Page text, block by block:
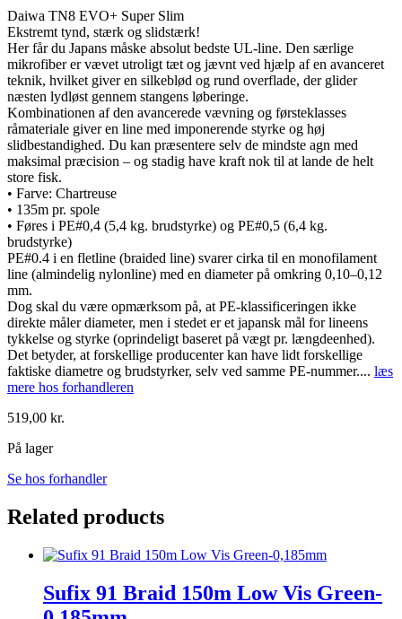
Daiwa TN8 EVO+ Super Slim
Ekstremt tynd, stærk og slidstærk!
Her får du Japans måske absolut bedste UL-line. Den særlige
mikrofiber er vævet utroligt tæt og jævnt ved hjælp af en avanceret
teknik, hvilket giver en silkeblød og rund overflade, der glider
næsten lydløst gennem stangens løberinge.
Kombinationen af den avancerede vævning og førsteklasses
råmateriale giver en line med imponerende styrke og høj
slidbestandighed. Du kan præsentere selv de mindste agn med
maksimal præcision – og stadig have kraft nok til at lande de helt
store fisk.
• Farve: Chartreuse
• 135m pr. spole
• Føres i PE#0,4 (5,4 kg. brudstyrke) og PE#0,5 (6,4 kg.
brudstyrke)
PE#0.4 i en fletline (braided line) svarer cirka til en monofilament
line (almindelig nylonline) med en diameter på omkring 0,10–0,12
mm.
Dog skal du være opmærksom på, at PE-klassificeringen ikke
direkte måler diameter, men i stedet er et japansk mål for lineens
tykkelse og styrke (oprindeligt baseret på vægt pr. længdeenhed).
Det betyder, at forskellige producenter kan have lidt forskellige
faktiske diametre og brudstyrker, selv ved samme PE-nummer.... læs
mere hos forhandleren
519,00 kr.
På lager
Se hos forhandler
Related products
Sufix 91 Braid 150m Low Vis Green-